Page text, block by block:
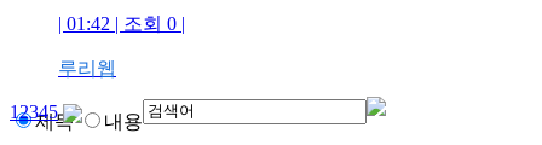
| 01:42 | 조회 0 |
루리웹
12345
제목 내용